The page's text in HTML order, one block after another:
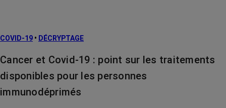
COVID-19 • DÉCRYPTAGE
Cancer et Covid-19 : point sur les traitements
disponibles pour les personnes
immunodéprimés